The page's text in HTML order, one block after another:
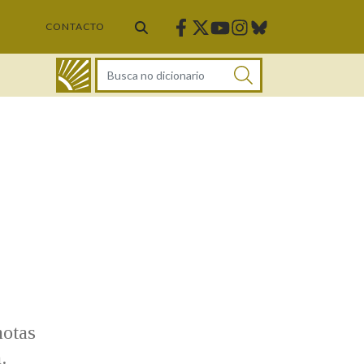
CONTACTO Facebook
Twitter
Youtube
Instagram
Bluesky
DICIONARIO